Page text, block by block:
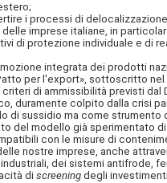
i processi di
imprese italiane, in
di protezione individuale e di
integrata dei prodotti
per l'export», sottoscritto nel
di ammissibilità previsti dal
duramente colpito dalla crisi
di sussidio ma come
del modello già sperimentato
con le misure di
nostre imprese, anche
dei sistemi antifrode,
discreening degli